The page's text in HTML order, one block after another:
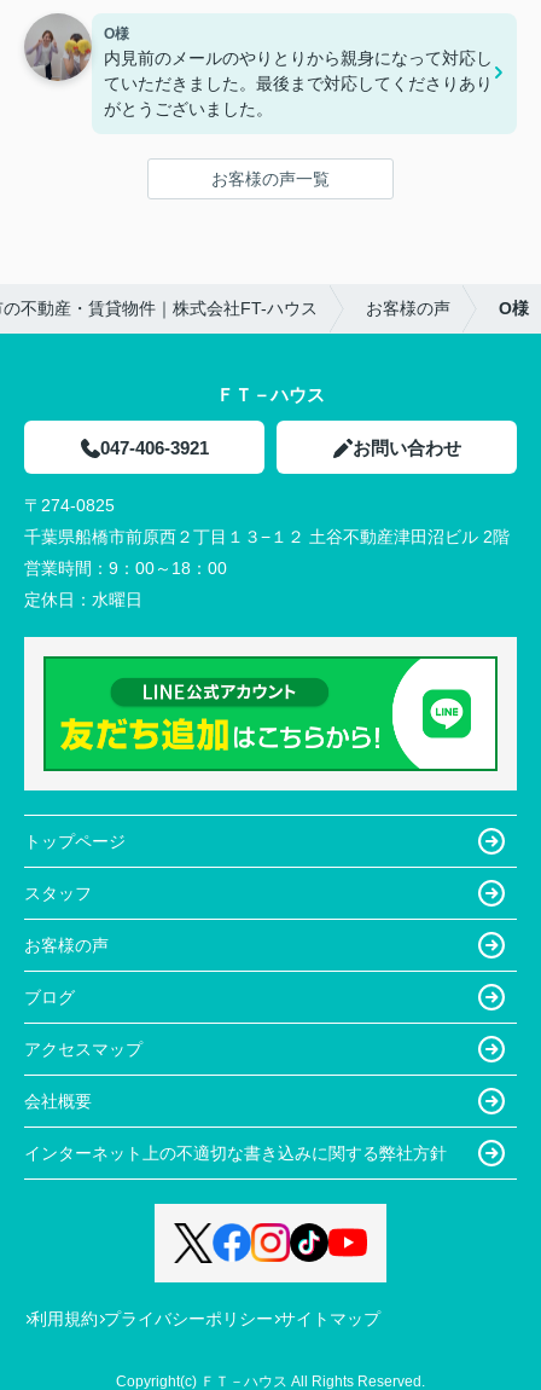
当に助かりました。
FTハウスさんで探して良かったです(*¨*)
彼氏様
営業時間が過ぎても親切に対応してくださり、他で
自分たちにピッタリな物件を見つけることができた
ので、また機会があればお願いしたいと思っていま
O様
内見前のメールのやりとりから親身になって対応し
ていただきました。最後まで対応してくださりあり
がとうございました。
お客様の声一覧
不動産・賃貸物件｜株式会社FT-ハウス お客様の声 O様
ＦＴ－ハウス
047-406-3921 お問い合わせ
〒274-0825
千葉県船橋市前原西２丁目１３−１２ 土谷不動産津田沼ビル 2階
営業時間： 9：00～18：00
定休日： 水曜日
トップページ
スタッフ
お客様の声
ブログ
アクセスマップ
会社概要
インターネット上の不適切な書き込みに関する弊社方針
利用規約 プライバシーポリシー サイトマップ
Copyright(c) ＦＴ－ハウス All Rights Reserved.